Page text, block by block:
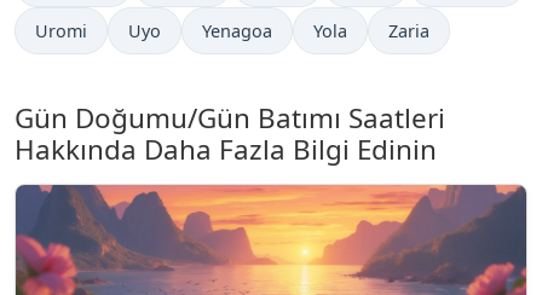
Uromi Uyo Yenagoa Yola Zaria
Gün Doğumu/Gün Batımı Saatleri
Hakkında Daha Fazla Bilgi Edinin